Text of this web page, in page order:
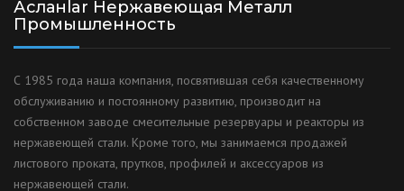
Асланlar Нержавеющая Металл
Промышленность
С 1985 года наша компания, посвятившая себя качественному
обслуживанию и постоянному развитию, производит на
собственном заводе смесительные резервуары и реакторы из
нержавеющей стали. Кроме того, мы занимаемся продажей
листового проката, прутков, профилей и аксессуаров из
нержавеющей стали.